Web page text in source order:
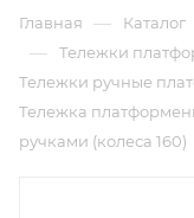
Главная — Каталог
— Тележки
Тележки ручные
Тележка
ручками (колеса 160)